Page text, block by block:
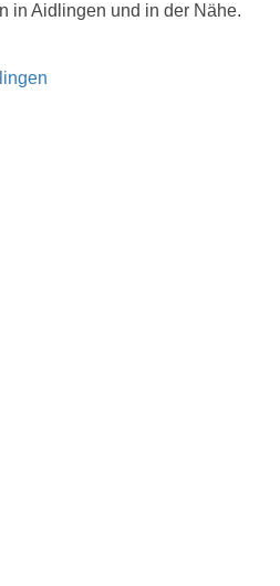
in Aidlingen und in der Nähe.